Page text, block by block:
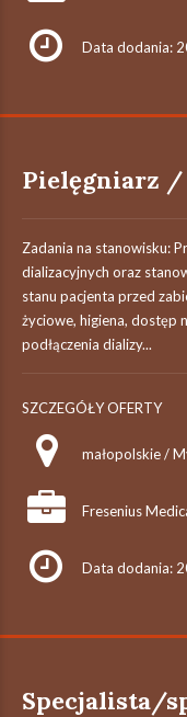
Data dodania:
Pielęgniarz
Zadania na stanowisku:
dializacyjnych oraz
stanu pacjenta przed
życiowe, higiena, dostęp
podłączenia dializy...
SZCZEGÓŁY OFERTY
małopolskie /
Fresenius
Data dodania:
Specjalista/